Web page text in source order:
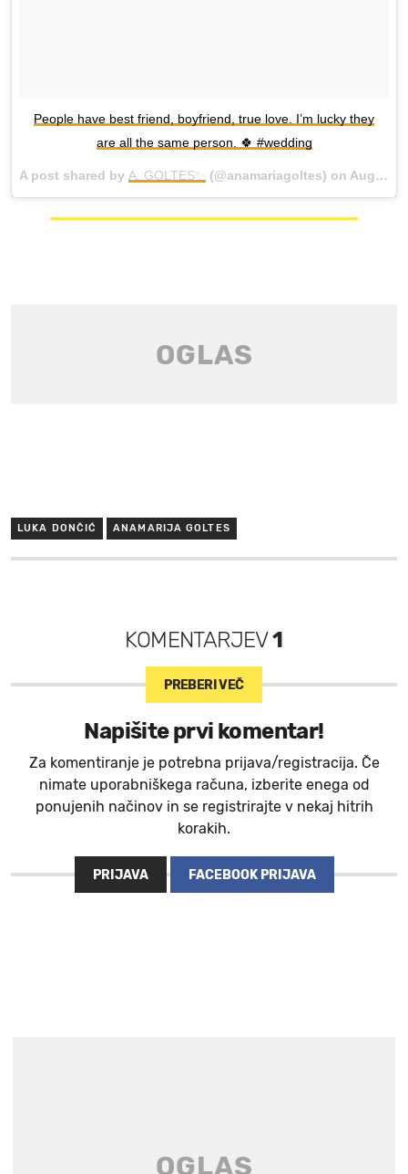
People have best friend, boyfriend, true love. I’m lucky they
are all the same person. 🍀 #wedding
A post shared by A. GOLTES✨ (@anamariagoltes) on Aug 13, 2018 at 3:23pm PDT
LUKA DONČIĆ ANAMARIJA GOLTES
KOMENTARJEV1
PREBERI VEČ
Napišite prvi komentar!
Za komentiranje je potrebna prijava/registracija. Če
nimate uporabniškega računa, izberite enega od
ponujenih načinov in se registrirajte v nekaj hitrih
korakih.
PRIJAVA FACEBOOK PRIJAVA